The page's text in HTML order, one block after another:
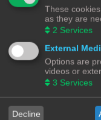
We
Forumoverzicht
©
These
as they are
2 Services
External
Options are
videos or
3 Services
Decline